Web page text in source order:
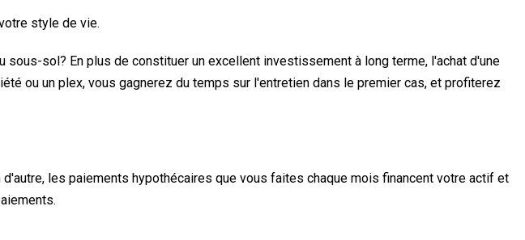
style de vie.
sol? En plus de constituer un excellent investissement à long terme, l'achat d'une
ou un plex, vous gagnerez du temps sur l'entretien dans le premier cas, et profiterez
les paiements hypothécaires que vous faites chaque mois financent votre actif et